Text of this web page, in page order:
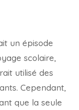
un épisode
scolaire,
utilisé des
Cependant,
que la seule